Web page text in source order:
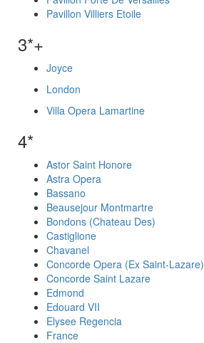
Pavillon Villiers Etoile
3*+
Joyce
London
Villa Opera Lamartine
4*
Astor Saint Honore
Astra Opera
Bassano
Beausejour Montmartre
Bondons (Chateau Des)
Castiglione
Chavanel
Concorde Opera (Ex Saint-Lazare)
Concorde Saint Lazare
Edmond
Edouard VII
Elysee Regencia
France